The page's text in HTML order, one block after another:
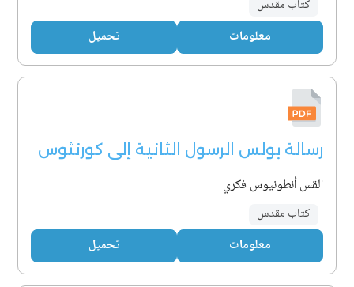
كتاب مقدس
معلومات تحميل
رسالة بولس الرسول الثانية إلى كورنثوس
القس أنطونيوس فكري
كتاب مقدس
معلومات تحميل